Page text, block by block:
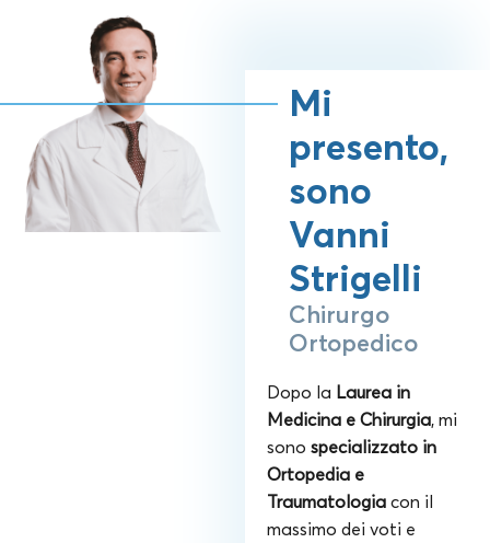
Mi
presento,
sono
Vanni
Strigelli
Chirurgo
Ortopedico
Dopo la Laurea in
Medicina e Chirurgia, mi
sono specializzato in
Ortopedia e
Traumatologia con il
massimo dei voti e